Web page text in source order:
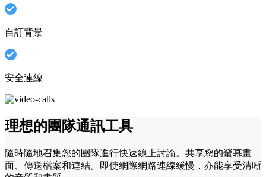
自訂背景
安全連線
理想的團隊通訊工具
隨時隨地召集您的團隊進行快速線上討論。共享您的螢幕畫
面、傳送檔案和連結。即使網際網路連線緩慢，亦能享受清晰